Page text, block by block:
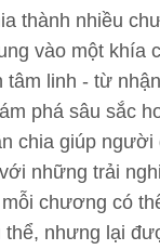
thành nhiều
vào một khía
tâm linh - từ
phá sâu sắc
chia giúp người
những trải
chương có
thể, nhưng lại